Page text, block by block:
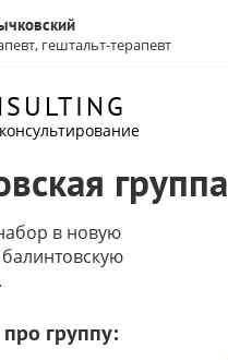
гештальт-терапевт
группа
в новую
группу: